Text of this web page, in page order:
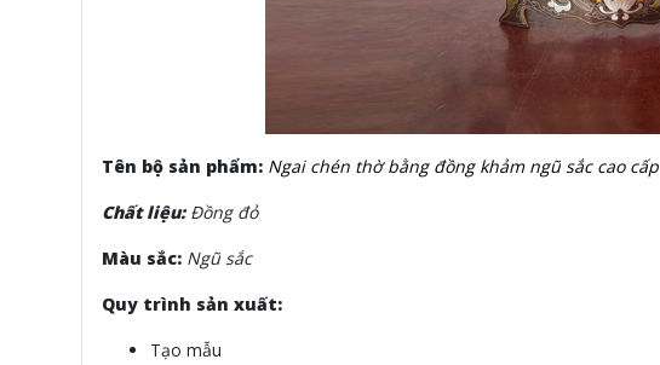
Tên bộ sản phẩm: Ngai chén thờ bằng đồng khảm ngũ sắc cao cấp
Chất liệu: Đồng đỏ
Màu sắc: Ngũ sắc
Quy trình sản xuất:
Tạo mẫu